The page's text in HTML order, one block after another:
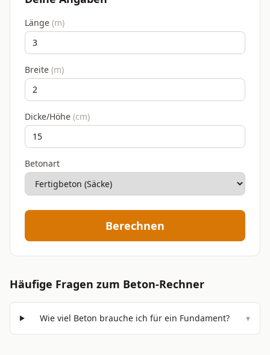
Länge (m)
Breite (m)
Dicke/Höhe (cm)
Betonart
Berechnen
Häufige Fragen zum Beton-Rechner
Wie viel Beton brauche ich für ein Fundament? ▾